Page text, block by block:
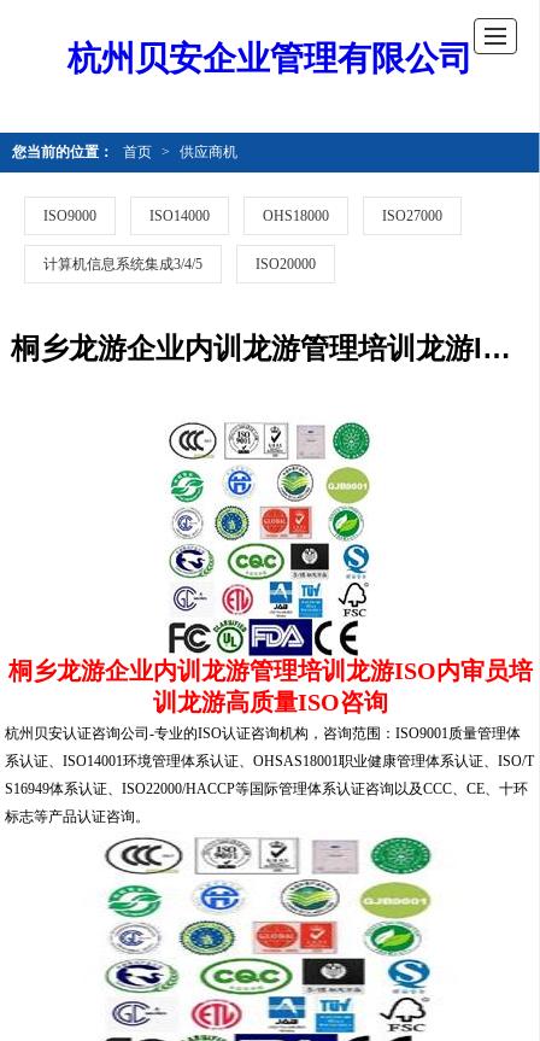
杭州贝安企业管理有限公司
您当前的位置： 首页 > 供应商机
ISO9000 ISO14000 OHS18000 ISO27000
计算机信息系统集成3/4/5 ISO20000
桐乡龙游企业内训龙游管理培训龙游ISO内审员培训龙游高质量ISO咨询
桐乡龙游企业内训龙游管理培训龙游ISO内审员培
训龙游高质量ISO咨询
杭州贝安认证咨询公司-专业的ISO认证咨询机构，咨询范围：ISO9001质量管理体
系认证、ISO14001环境管理体系认证、OHSAS18001职业健康管理体系认证、ISO/T
S16949体系认证、ISO22000/HACCP等国际管理体系认证咨询以及CCC、CE、十环
标志等产品认证咨询。